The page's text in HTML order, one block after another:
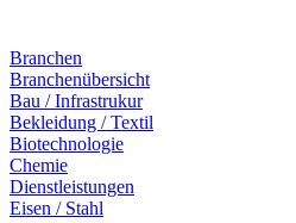
Branchen
Branchenübersicht
Bau / Infrastrukur
Bekleidung / Textil
Biotechnologie
Chemie
Dienstleistungen
Eisen / Stahl